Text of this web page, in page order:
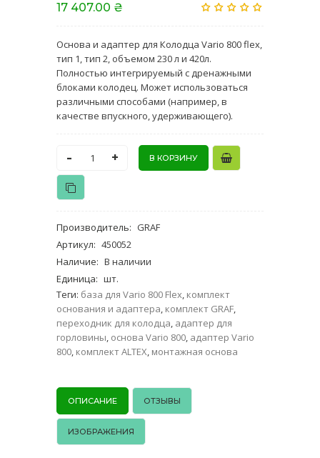
17 407.00 ₴
Основа и адаптер для Колодца Vario 800 flex,
тип 1, тип 2, объемом 230 л и 420л.
Полностью интегрируемый с дренажными
блоками колодец. Может использоваться
различными способами (например, в
качестве впускного, удерживающего).
- +
Производитель: GRAF
Артикул: 450052
Наличие: В наличии
Единица: шт.
Теги: база для Vario 800 Flex, комплект
основания и адаптера, комплект GRAF,
переходник для колодца, адаптер для
горловины, основа Vario 800, адаптер Vario
800, комплект ALTEX, монтажная основа
ОПИСАНИЕ ОТЗЫВЫ
ИЗОБРАЖЕНИЯ